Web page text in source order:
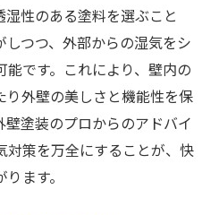
めるための奈良市特有の
い塗料の選び方
ためのプロが薦める下地
条件を考慮した塗装スケ
性のある塗料を選ぶこと
つつ、外部からの湿気をシ
です。これにより、壁内の
外壁の美しさと機能性を保
塗装のプロからのアドバイ
対策を万全にすることが、快
ます。